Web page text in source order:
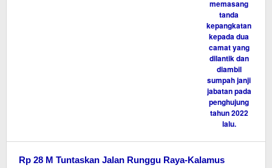
Rp 28 M Tuntaskan Jalan Runggu Raya-Kalamus